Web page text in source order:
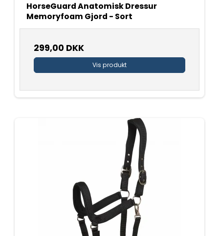
HorseGuard Anatomisk Dressur
Memoryfoam Gjord - Sort
299,00 DKK
Vis produkt